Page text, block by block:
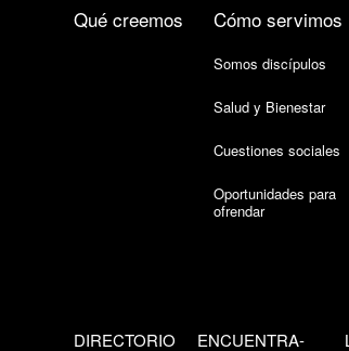
Qué creemos Cómo servimos
Somos discípulos
Salud y Bienestar
Cuestiones sociales
Oportunidades para
ofrendar
DIRECTORIO
ENCUENTRA-